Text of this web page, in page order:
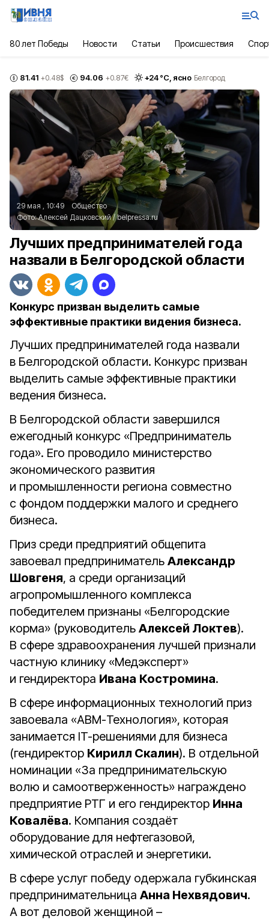
80 лет Победы Новости Статьи Происшествия
81.41 +0.48$ 94.06 +0.87€ +24°С, ясно Белгород
29 мая , 10:49
Общество
Фото:Алексей Дацковский / belpressa.ru
Лучших предпринимателей года
назвали в Белгородской области
Конкурс призван выделить самые
эффективные практики видения бизнеса.
Лучших предпринимателей года назвали
в Белгородской области. Конкурс призван
выделить самые эффективные практики
ведения бизнеса.
В Белгородской области завершился
ежегодный конкурс «Предприниматель
года». Его проводило министерство
экономического развития
и промышленности региона совместно
с фондом поддержки малого и среднего
бизнеса.
Приз среди предприятий общепита
завоевал предприниматель Александр
Шовгеня, а среди организаций
агропромышленного комплекса
победителем признаны «Белгородские
корма» (руководитель Алексей Локтев).
В сфере здравоохранения лучшей признали
частную клинику «Медэксперт»
и гендиректора Ивана Костромина.
В сфере информационных технологий приз
завоевала «АВМ-Технология», которая
занимается IT-решениями для бизнеса
(гендиректор Кирилл Скалин). В отдельной
номинации «За предпринимательскую
волю и самоотверженность» награждено
предприятие РТГ и его гендиректор Инна
Ковалёва. Компания создаёт
оборудование для нефтегазовой,
химической отраслей и энергетики.
В сфере услуг победу одержала губкинская
предпринимательница Анна Нехвядович.
А вот деловой женщиной –